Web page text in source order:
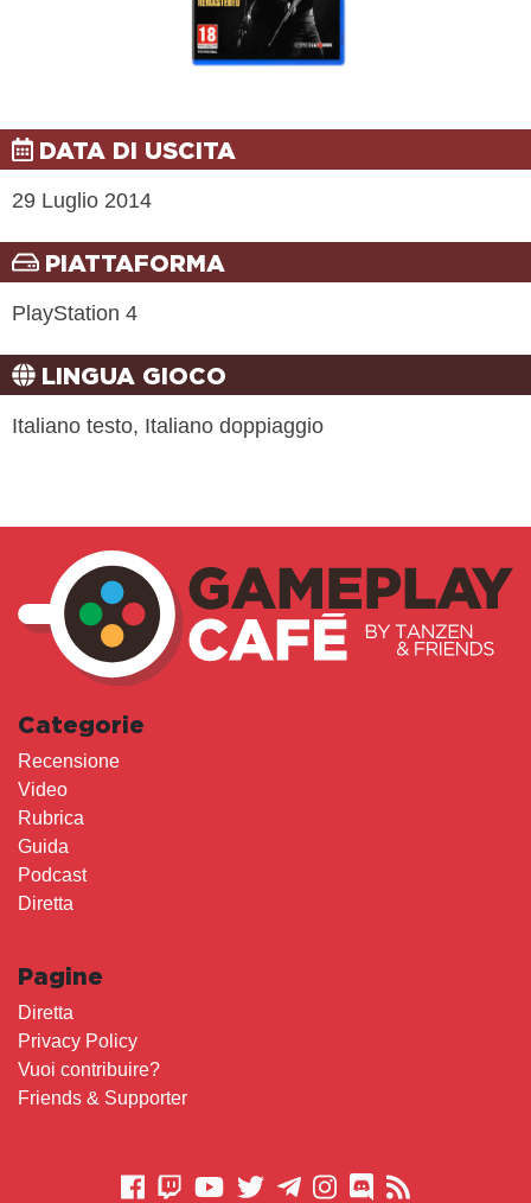
DATA DI USCITA
29 Luglio 2014
PIATTAFORMA
PlayStation 4
LINGUA GIOCO
Italiano testo, Italiano doppiaggio
Categorie
Recensione
Video
Rubrica
Guida
Podcast
Diretta
Pagine
Diretta
Privacy Policy
Vuoi contribuire?
Friends & Supporter